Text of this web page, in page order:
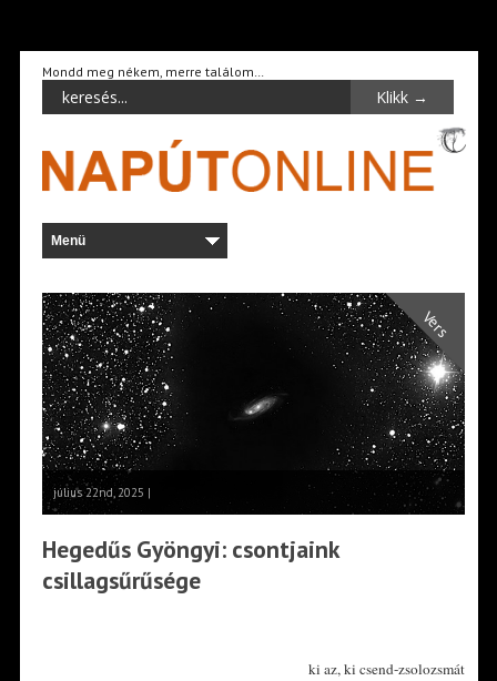
Mondd meg nékem, merre találom…
Vers
július 22nd, 2025 |
Hegedűs Gyöngyi: csontjaink
csillagsűrűsége
ki az, ki csend-zsolozsmát